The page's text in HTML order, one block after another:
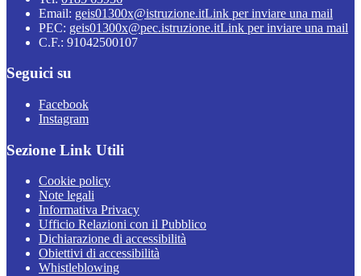
Email: geis01300x@istruzione.itLink per inviare una mail
PEC: geis01300x@pec.istruzione.itLink per inviare una mail
C.F.: 91042500107
Seguici su
Facebook
Instagram
Sezione Link Utili
Cookie policy
Note legali
Informativa Privacy
Ufficio Relazioni con il Pubblico
Dichiarazione di accessibilità
Obiettivi di accessibilità
Whistleblowing